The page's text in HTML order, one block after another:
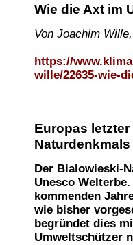
Wie die Axt im
Von Joachim
https://
wille/22635-wie-
Europas
Naturdenkmals
Der Bialowieski-
Unesco
kommenden
wie bisher
begründet dies
Umweltschützer